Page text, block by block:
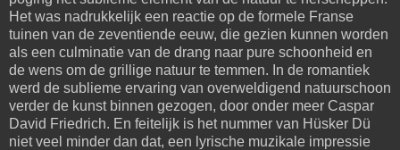
Het was nadrukkelijk een reactie op de formele Franse
tuinen van de zeventiende eeuw, die gezien kunnen worden
als een culminatie van de drang naar pure schoonheid en
de wens om de grillige natuur te temmen. In de romantiek
werd de sublieme ervaring van overweldigend natuurschoon
verder de kunst binnen gezogen, door onder meer Caspar
David Friedrich. En feitelijk is het nummer van Hüsker Dü
niet veel minder dan dat, een lyrische muzikale impressie